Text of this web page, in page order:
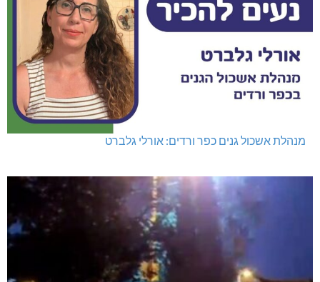
מנהלת אשכול גנים כפר ורדים: אורלי גלברט